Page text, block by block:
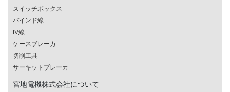
スイッチボックス
バインド線
IV線
ケースブレーカ
切削工具
サーキットブレーカ
宮地電機株式会社について